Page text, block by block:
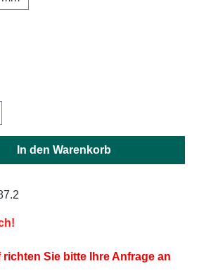
gewünschten Wert ein
In den Warenkorb
Sie bitte Ihre Anfrage an